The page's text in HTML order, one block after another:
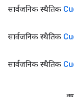
सार्वजनिक स्थैतिक
सार्वजनिक स्थैतिक
सार्वजनिक स्थैतिक